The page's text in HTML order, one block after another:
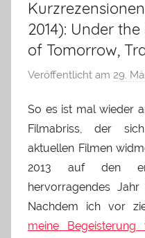
2014): Under
of Tomorrow,
Veröffentlicht am 29.
So es ist mal wieder
Filmabriss, der
aktuellen Filmen
2013 auf den
hervorragendes
Nachdem ich vor
meine